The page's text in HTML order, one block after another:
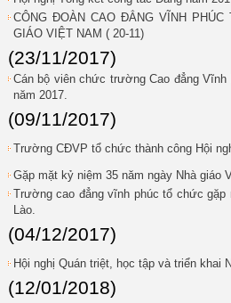
CÔNG ĐOÀN CAO ĐẲNG VĨNH
GIÁO VIỆT NAM ( 20-11)
(23/11/2017)
Cán bộ viên chức trường Cao đẳng
năm 2017.
(09/11/2017)
Trường CĐVP tổ chức thành công Hội
Gặp mặt kỷ niệm 35 năm ngày Nhà giáo
Trường cao đẳng vĩnh phúc tổ chức gặp
Lào.
(04/12/2017)
Hội nghị Quán triệt, học tập và triển khai
(12/01/2018)